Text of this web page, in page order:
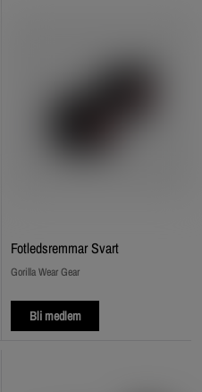
Fotledsremmar Svart
Gorilla Wear Gear
Bli medlem